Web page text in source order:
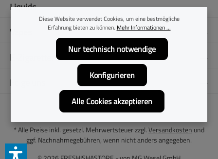
Liquids
Vapes
E-Zigaretten
Folge uns
* Alle Preise inkl. gesetzl. Mehrwertsteuer zzgl.Versandkosten und
ggf. Nachnahmegebühren, wenn nicht anders angegeben.
Diese Website verwendet Cookies, um eine bestmögliche
Erfahrung bieten zu können. Mehr Informationen ...
Nur technisch notwendige
Konfigurieren
Alle Cookies akzeptieren